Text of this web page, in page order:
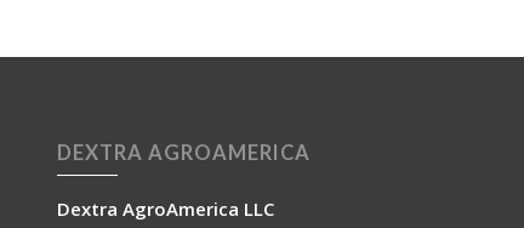
DEXTRA AGROAMERICA
Dextra AgroAmerica LLC